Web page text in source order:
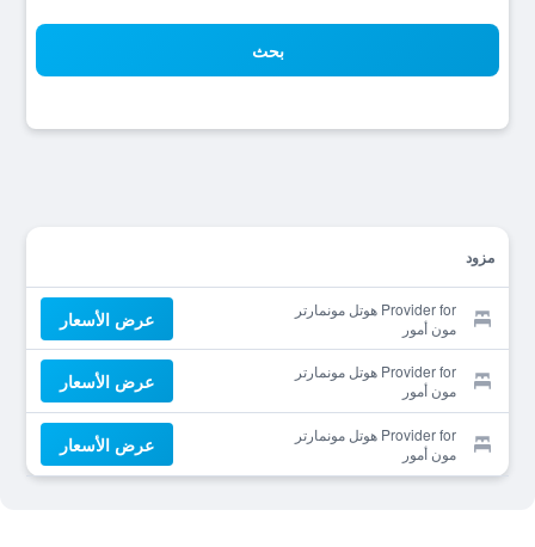
بحث
مزود
Provider for هوتل مونمارتر
مون أمور
عرض الأسعار
Provider for هوتل مونمارتر
مون أمور
عرض الأسعار
Provider for هوتل مونمارتر
مون أمور
عرض الأسعار